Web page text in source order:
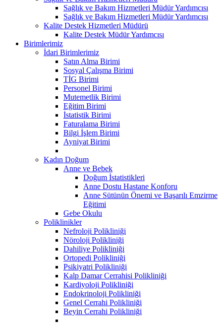
Sağlık ve Bakım Hizmetleri Müdür Yardımcısı
Sağlık ve Bakım Hizmetleri Müdür Yardımcısı
Kalite Destek Hizmetleri Müdürü
Kalite Destek Müdür Yardımcısı
Birimlerimiz
İdari Birimlerimiz
Satın Alma Birimi
Sosyal Çalışma Birimi
TİG Birimi
Personel Birimi
Mutemetlik Birimi
Eğitim Birimi
İstatistik Birimi
Faturalama Birimi
Bilgi İşlem Birimi
Ayniyat Birimi
Kadın Doğum
Anne ve Bebek
Doğum İstatistikleri
Anne Dostu Hastane Konforu
Anne Sütünün Önemi ve Başarılı Emzirme
Eğitimi
Gebe Okulu
Poliklinikler
Nefroloji Polikliniği
Nöroloji Polikliniği
Dahiliye Polikliniği
Ortopedi Polikliniği
Psikiyatri Polikliniği
Kalp Damar Cerrahisi Polikliniği
Kardiyoloji Polikliniği
Endokrinoloji Polikliniği
Genel Cerrahi Polikliniği
Beyin Cerrahi Polikliniği